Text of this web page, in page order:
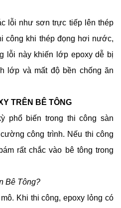
lỗi như sơn trực tiếp lên thép
công khi thép đọng hơi nước,
lỗi này khiến lớp epoxy dễ bị
lớp và mất độ bền chống ăn
TRÊN BÊ TÔNG
phổ biến trong thi công sàn
công trình. Nếu thi công
rất chắc vào bê tông trong
Bê Tông?
Khi thi công, epoxy lỏng có